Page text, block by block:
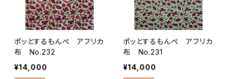
ポッとするもんぺ アフリカ
布 No.232
¥14,000
ポッとするもんぺ アフリカ
布 No.231
¥14,000